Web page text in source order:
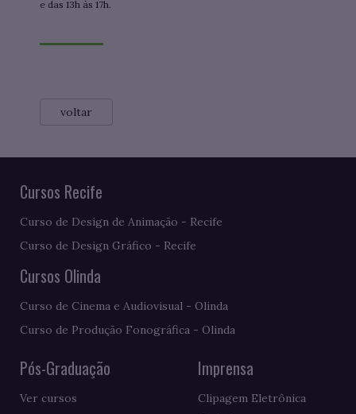
e das 13h às 17h.
voltar
Cursos Recife
Curso de Design de Animação - Recife
Curso de Design Gráfico - Recife
Cursos Olinda
Curso de Cinema e Audiovisual - Olinda
Curso de Produção Fonográfica - Olinda
Pós-Graduação
Ver cursos
Imprensa
Clipagem Eletrônica